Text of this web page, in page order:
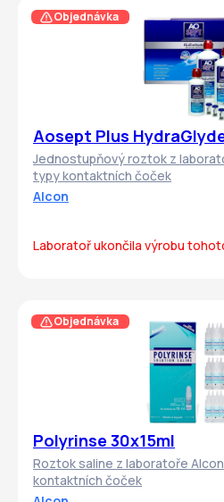
Aosept Plus
Jednostupňový roztok z
typy kontaktních čoček
Alcon
Laboratoř ukončila výrobu
Objednávka
Polyrinse 30x15ml
Roztok saline z laboratoře
kontaktních čoček
Objednávka